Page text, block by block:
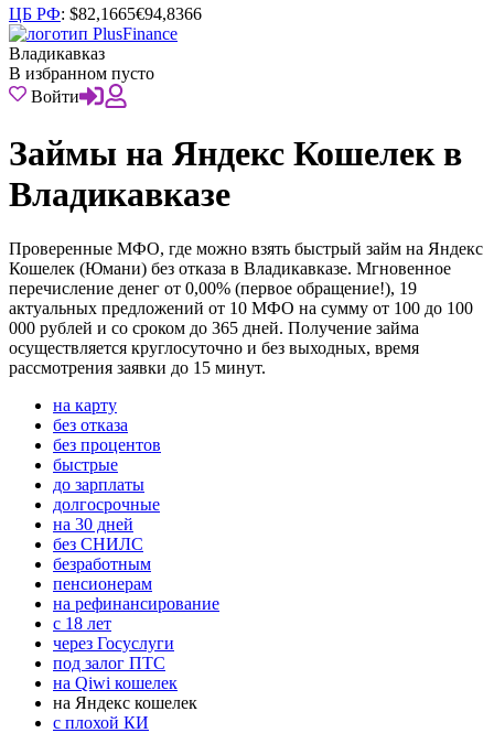
ЦБ РФ: $82,1665€94,8366
Владикавказ
В избранном пусто
Войти
Займы на Яндекс Кошелек в
Владикавказе
Проверенные МФО, где можно взять быстрый займ на Яндекс
Кошелек (Юмани) без отказа в Владикавказе. Мгновенное
перечисление денег от 0,00% (первое обращение!), 19
актуальных предложений от 10 МФО на сумму от 100 до 100
000 рублей и со сроком до 365 дней. Получение займа
осуществляется круглосуточно и без выходных, время
рассмотрения заявки до 15 минут.
на карту
без отказа
без процентов
быстрые
до зарплаты
долгосрочные
на 30 дней
без СНИЛС
безработным
пенсионерам
на рефинансирование
с 18 лет
через Госуслуги
под залог ПТС
на Qiwi кошелек
на Яндекс кошелек
с плохой КИ